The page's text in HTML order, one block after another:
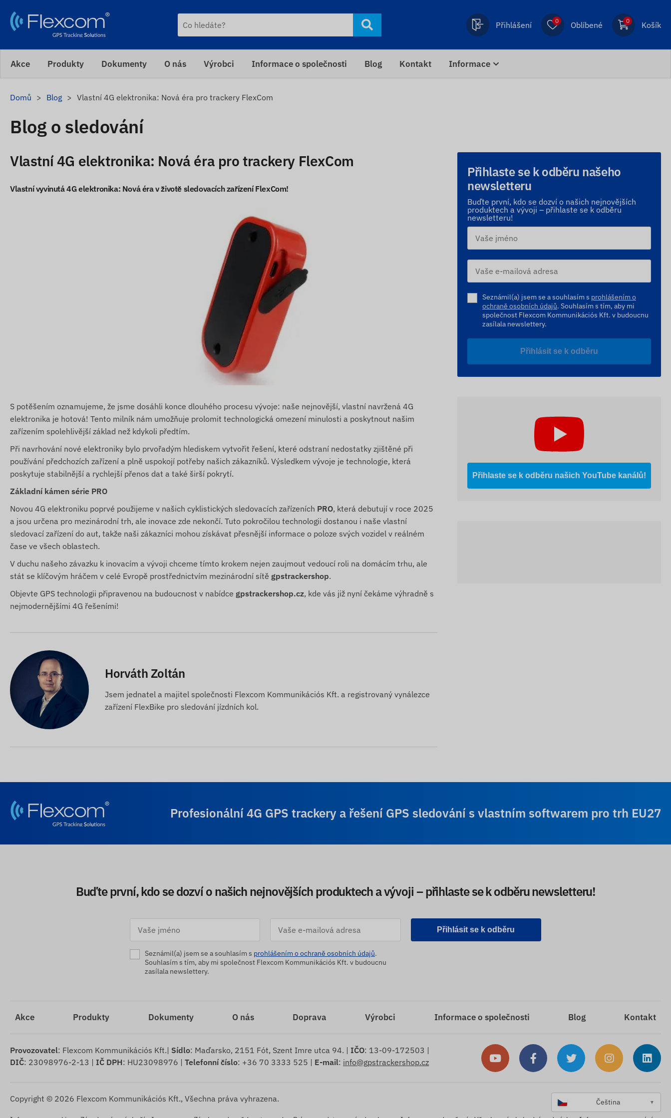
Přihlášení 0 Oblíbené 0 Košík
Akce Produkty Dokumenty O nás Výrobci Informace o společnosti Blog Kontakt Informace
Domů Blog Vlastní 4G elektronika: Nová éra pro trackery FlexCom
Blog o sledování
Vlastní 4G elektronika: Nová éra pro trackery FlexCom
Vlastní vyvinutá 4G elektronika: Nová éra v životě sledovacích zařízení FlexCom!
S potěšením oznamujeme, že jsme dosáhli konce dlouhého procesu vývoje: naše nejnovější, vlastní navržená 4G
elektronika je hotová! Tento milník nám umožňuje prolomit technologická omezení minulosti a poskytnout našim
zařízením spolehlivější základ než kdykoli předtím.
Při navrhování nové elektroniky bylo prvořadým hlediskem vytvořit řešení, které odstraní nedostatky zjištěné při
používání předchozích zařízení a plně uspokojí potřeby našich zákazníků. Výsledkem vývoje je technologie, která
poskytuje stabilnější a rychlejší přenos dat a také širší pokrytí.
Základní kámen série PRO
Novou 4G elektroniku poprvé použijeme v našich cyklistických sledovacích zařízeních PRO, která debutují v roce 2025
a jsou určena pro mezinárodní trh, ale inovace zde nekončí. Tuto pokročilou technologii dostanou i naše vlastní
sledovací zařízení do aut, takže naši zákazníci mohou získávat přesnější informace o poloze svých vozidel v reálném
čase ve všech oblastech.
V duchu našeho závazku k inovacím a vývoji chceme tímto krokem nejen zaujmout vedoucí roli na domácím trhu, ale
stát se klíčovým hráčem v celé Evropě prostřednictvím mezinárodní sítě gpstrackershop.
Objevte GPS technologii připravenou na budoucnost v nabídce gpstrackershop.cz, kde vás již nyní čekáme výhradně s
nejmodernějšími 4G řešeními!
Horváth Zoltán
Jsem jednatel a majitel společnosti Flexcom Kommunikációs Kft. a registrovaný vynálezce
zařízení FlexBike pro sledování jízdních kol.
Přihlaste se k odběru našeho
newsletteru
Buďte první, kdo se dozví o našich nejnovějších
produktech a vývoji – přihlaste se k odběru
newsletteru!
Seznámil(a) jsem se a souhlasím s prohlášením o
ochraně osobních údajů. Souhlasím s tím, aby mi
společnost Flexcom Kommunikációs Kft. v budoucnu
zasílala newslettery.
Přihlásit se k odběru
Přihlaste se k odběru našich YouTube kanálů!
Profesionální 4G GPS trackery a řešení GPS sledování s vlastním softwarem pro trh EU27
Buďte první, kdo se dozví o našich nejnovějších produktech a vývoji – přihlaste se k odběru newsletteru!
Přihlásit se k odběru
Seznámil(a) jsem se a souhlasím s prohlášením o ochraně osobních údajů.
Souhlasím s tím, aby mi společnost Flexcom Kommunikációs Kft. v budoucnu
zasílala newslettery.
Akce Produkty Dokumenty O nás Doprava Výrobci Informace o společnosti Blog Kontakt
Provozovatel: Flexcom Kommunikációs Kft.| Sídlo: Maďarsko, 2151 Fót, Szent Imre utca 94. | IČO: 13-09-172503 |
DIČ: 23098976-2-13 | IČ DPH: HU23098976 | Telefonní číslo: +36 70 3333 525 | E-mail: info@gpstrackershop.cz
Copyright © 2026 Flexcom Kommunikációs Kft., Všechna práva vyhrazena. Čeština ▼